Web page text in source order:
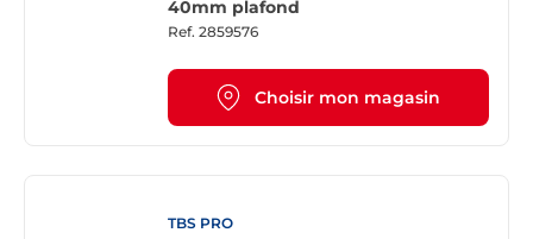
40mm plafond
Ref. 2859576
Choisir mon magasin
TBS PRO